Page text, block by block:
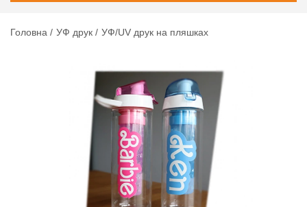
Головна УФ друк УФ/UV друк на пляшках